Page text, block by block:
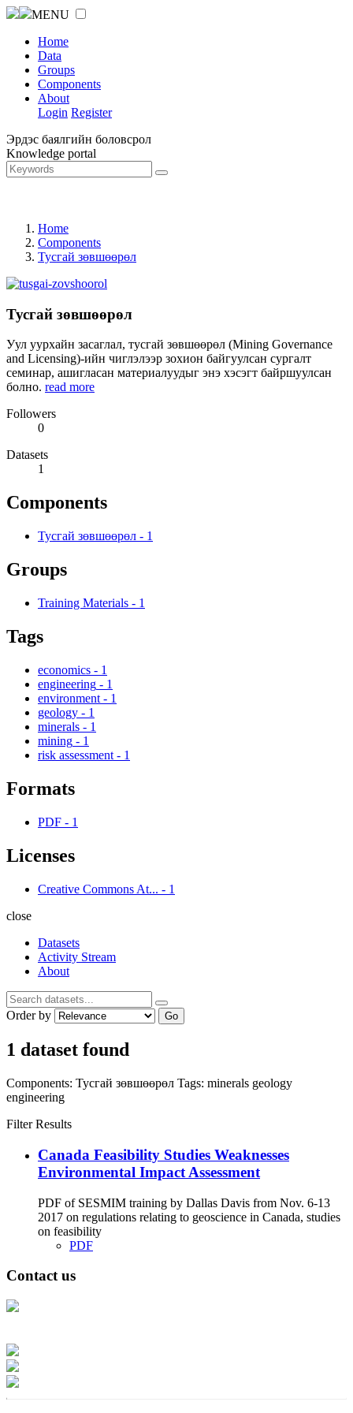
MENU
Home
Data
Groups
Components
About
Login Register
Эрдэс баялгийн боловсрол
Knowledge portal
Home
Components
Тусгай зөвшөөрөл
Тусгай зөвшөөрөл
Уул уурхайн засаглал, тусгай зөвшөөрөл (Mining Governance
and Licensing)-ийн чиглэлээр зохион байгуулсан сургалт
семинар, ашигласан материалуудыг энэ хэсэгт байршуулсан
болно. read more
Followers
0
Datasets
1
Components
Тусгай зөвшөөрөл - 1
Groups
Training Materials - 1
Tags
economics - 1
engineering - 1
environment - 1
geology - 1
minerals - 1
mining - 1
risk assessment - 1
Formats
PDF - 1
Licenses
Creative Commons At... - 1
close
Datasets
Activity Stream
About
Order by Go
1 dataset found
Components: Тусгай зөвшөөрөл Tags: minerals geology
engineering
Filter Results
Canada Feasibility Studies Weaknesses
Environmental Impact Assessment
PDF of SESMIM training by Dallas Davis from Nov. 6-13
2017 on regulations relating to geoscience in Canada, studies
on feasibility
PDF
Contact us